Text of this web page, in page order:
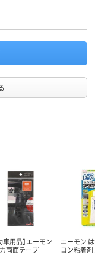
車用品】エーモン
両面テープ
エーモン
コン粘着剤